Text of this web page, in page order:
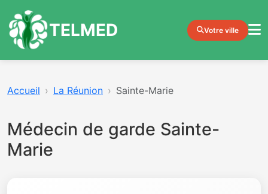
TELMED Votre ville
Accueil La Réunion Sainte-Marie
Médecin de garde Sainte-
Marie